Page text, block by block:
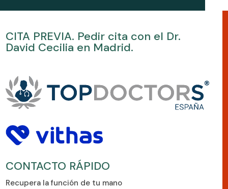
CITA PREVIA. Pedir cita con el Dr.
David Cecilia en Madrid.
CONTACTO RÁPIDO
Recupera la función de tu mano